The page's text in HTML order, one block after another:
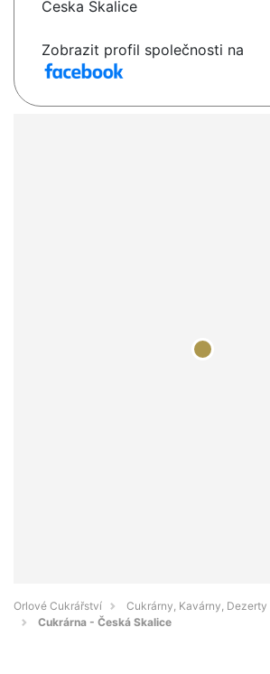
Ceska Skalice
Zobrazit profil společnosti na
Orlové Cukrářství
Cukrárny, Kavárny,
Cukrárna - Česká Skalice